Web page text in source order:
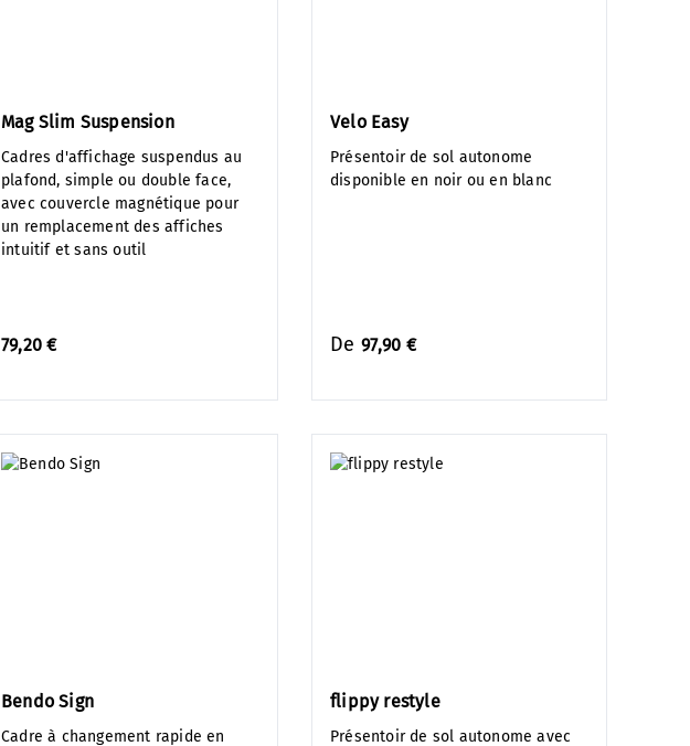
Mag Slim Suspension
Cadres d'affichage suspendus au
plafond, simple ou double face,
avec couvercle magnétique pour
un remplacement des affiches
intuitif et sans outil
79,20 €
Velo Easy
Présentoir de sol autonome
disponible en noir ou en blanc
De 97,90 €
Bendo Sign
Cadre à changement rapide en
flippy restyle
Présentoir de sol autonome avec